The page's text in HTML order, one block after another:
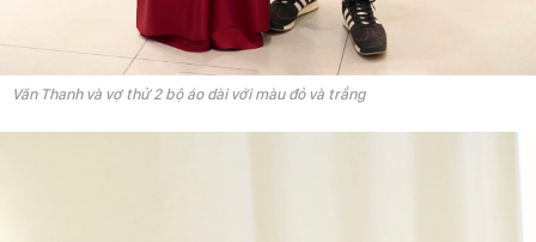
Văn Thanh và vợ thử 2 bộ áo dài với màu đỏ và trắng